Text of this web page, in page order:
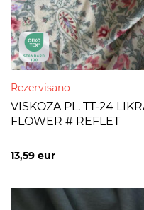
Rezervisano
VISKOZA PL. TT-24
FLOWER # REFLET
13,59 eur